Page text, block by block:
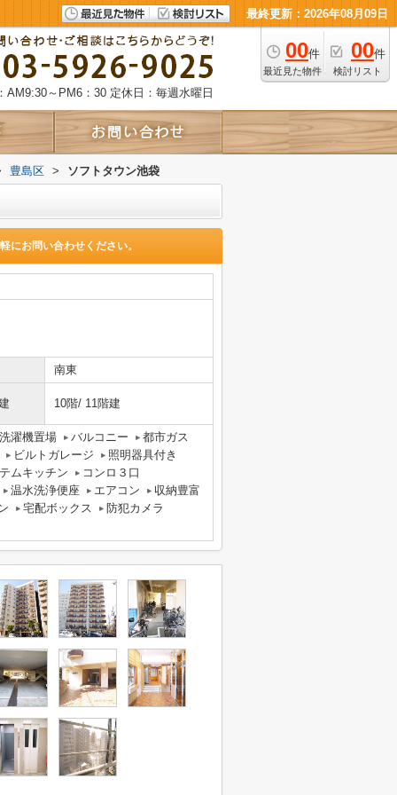
最終更新：2026年08月09日
00件
最近見た物件
00件
検討リスト
AM9:30～PM6：30 定休日：毎週水曜日
豊島区 > ソフトタウン池袋
にお問い合わせください。
南東
10階/ 11階建
濯機置場 バルコニー
都市ガス
ビルトガレージ
照明器具付き
ムキッチン
コンロ３口
温水洗浄便座
エアコン
収納豊富
宅配ボックス 防犯カメラ